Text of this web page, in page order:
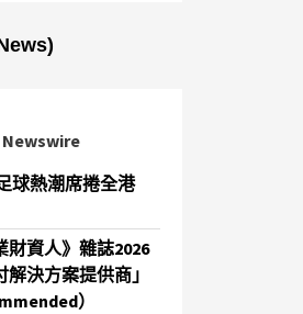
Newswire
球熱潮席捲全港
資人》雜誌2026
決方案提供商」
）